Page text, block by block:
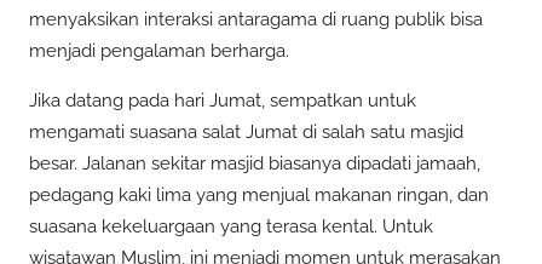
menyaksikan interaksi antaragama di ruang publik bisa
menjadi pengalaman berharga.
Jika datang pada hari Jumat, sempatkan untuk
mengamati suasana salat Jumat di salah satu masjid
besar. Jalanan sekitar masjid biasanya dipadati jamaah,
pedagang kaki lima yang menjual makanan ringan, dan
suasana kekeluargaan yang terasa kental. Untuk
wisatawan Muslim, ini menjadi momen untuk merasakan